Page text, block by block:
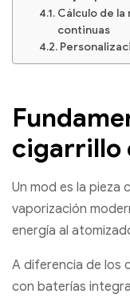
Cálculo de
continuas
cigarrillo
Un mod es la pieza
vaporización
energía al
A diferencia de los
con baterías